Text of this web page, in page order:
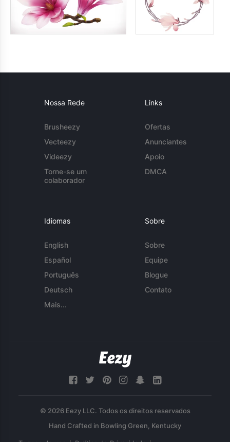
Nossa Rede
Brusheezy
Vecteezy
Videezy
Torne-se um
colaborador
Links
Ofertas
Anunciantes
Apoio
DMCA
Idiomas
English
Español
Português
Deutsch
Mais...
Sobre
Sobre
Equipe
Blogue
Contato
© 2026 Eezy LLC. Todos os direitos reservados